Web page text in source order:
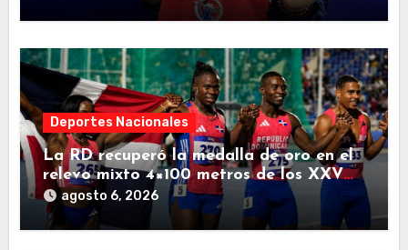
Deportes Nacionales
La RD recuperó la medalla de oro en el
relevo mixto 4×100 metros de los XXV
Juegos Centroamericanos 2026
agosto 6, 2026